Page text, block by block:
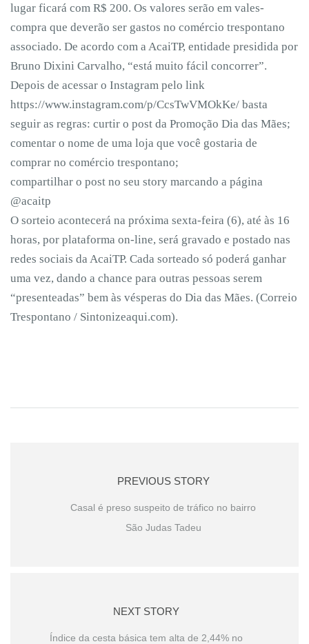
lugar ficará com R$ 200. Os valores serão em vales-
compra que deverão ser gastos no comércio trespontano
associado. De acordo com a AcaiTP, entidade presidida por
Bruno Dixini Carvalho, “está muito fácil concorrer”.
Depois de acessar o Instagram pelo link
https://www.instagram.com/p/CcsTwVMOkKe/ basta
seguir as regras: curtir o post da Promoção Dia das Mães;
comentar o nome de uma loja que você gostaria de
comprar no comércio trespontano;
compartilhar o post no seu story marcando a página
@acaitp
O sorteio acontecerá na próxima sexta-feira (6), até às 16
horas, por plataforma on-line, será gravado e postado nas
redes sociais da AcaiTP. Cada sorteado só poderá ganhar
uma vez, dando a chance para outras pessoas serem
“presenteadas” bem às vésperas do Dia das Mães. (Correio
Trespontano / Sintonizeaqui.com).
PREVIOUS STORY
Casal é preso suspeito de tráfico no bairro
São Judas Tadeu
NEXT STORY
Índice da cesta básica tem alta de 2,44% no